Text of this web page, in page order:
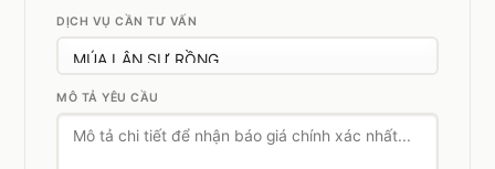
DỊCH VỤ CẦN TƯ VẤN
MÔ TẢ YÊU CẦU